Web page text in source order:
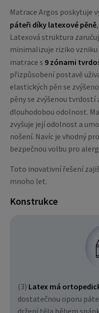
Matrace Argos poskytuje
páteři díky latexové pěně
Latexová struktura
minimalizuje riziko
matrace s 9 zónami
přizpůsobení postavě
elastických pěn se
pěny se zvýšenou
dlouhodobou odolnost.
zvyšuje její odolnost a
nošení. Navíc je vhodný
bezpečnou volbu pro
Toto inovativní řešení
mnoho let.
Konstrukce
(3) Latex má
dostatečnou oporu
držení těla během